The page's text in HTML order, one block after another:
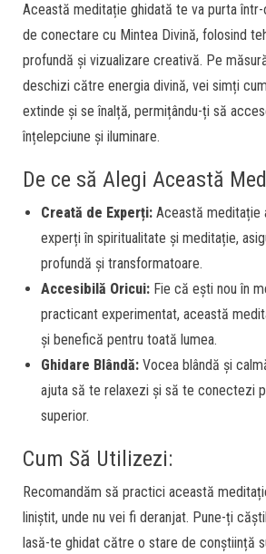
Această meditație ghidată te va purta
de conectare cu Mintea Divină, folosind
profundă și vizualizare creativă. Pe
deschizi către energia divină, vei simți
extinde și se înalță, permițându-ți să
înțelepciune și iluminare.
De ce să Alegi Această
Creată de Experți: Această meditație
experți în spiritualitate și meditație,
profundă și transformatoare.
Accesibilă Oricui: Fie că ești nou în
practicant experimentat, această
și benefică pentru toată lumea.
Ghidare Blândă: Vocea blândă și
ajuta să te relaxezi și să te conectezi
superior.
Cum Să Utilizezi:
Recomandăm să practici această
liniștit, unde nu vei fi deranjat. Pune-ți
lasă-te ghidat către o stare de conștiință